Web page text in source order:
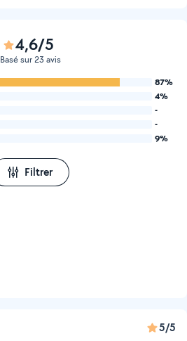
4,6/5
Basé sur 23 avis
87%
4%
-
-
9%
Filtrer
5/5